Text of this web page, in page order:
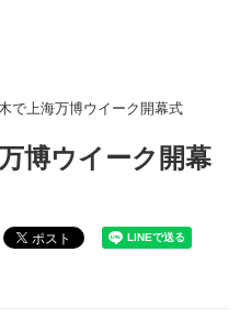
で上海万博ウイーク開幕式
博ウイーク開幕
ポスト